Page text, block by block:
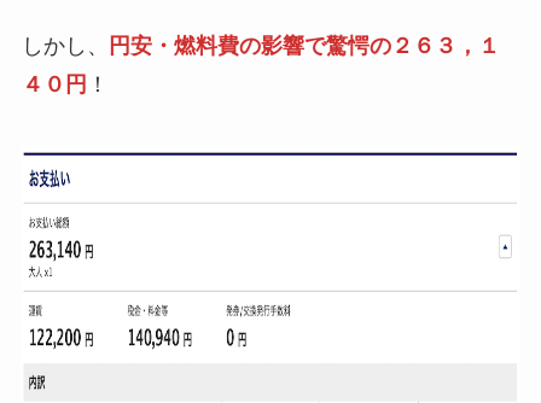
しかし、
円安・燃料費の影響で驚愕の２６３，１
４０円 ！